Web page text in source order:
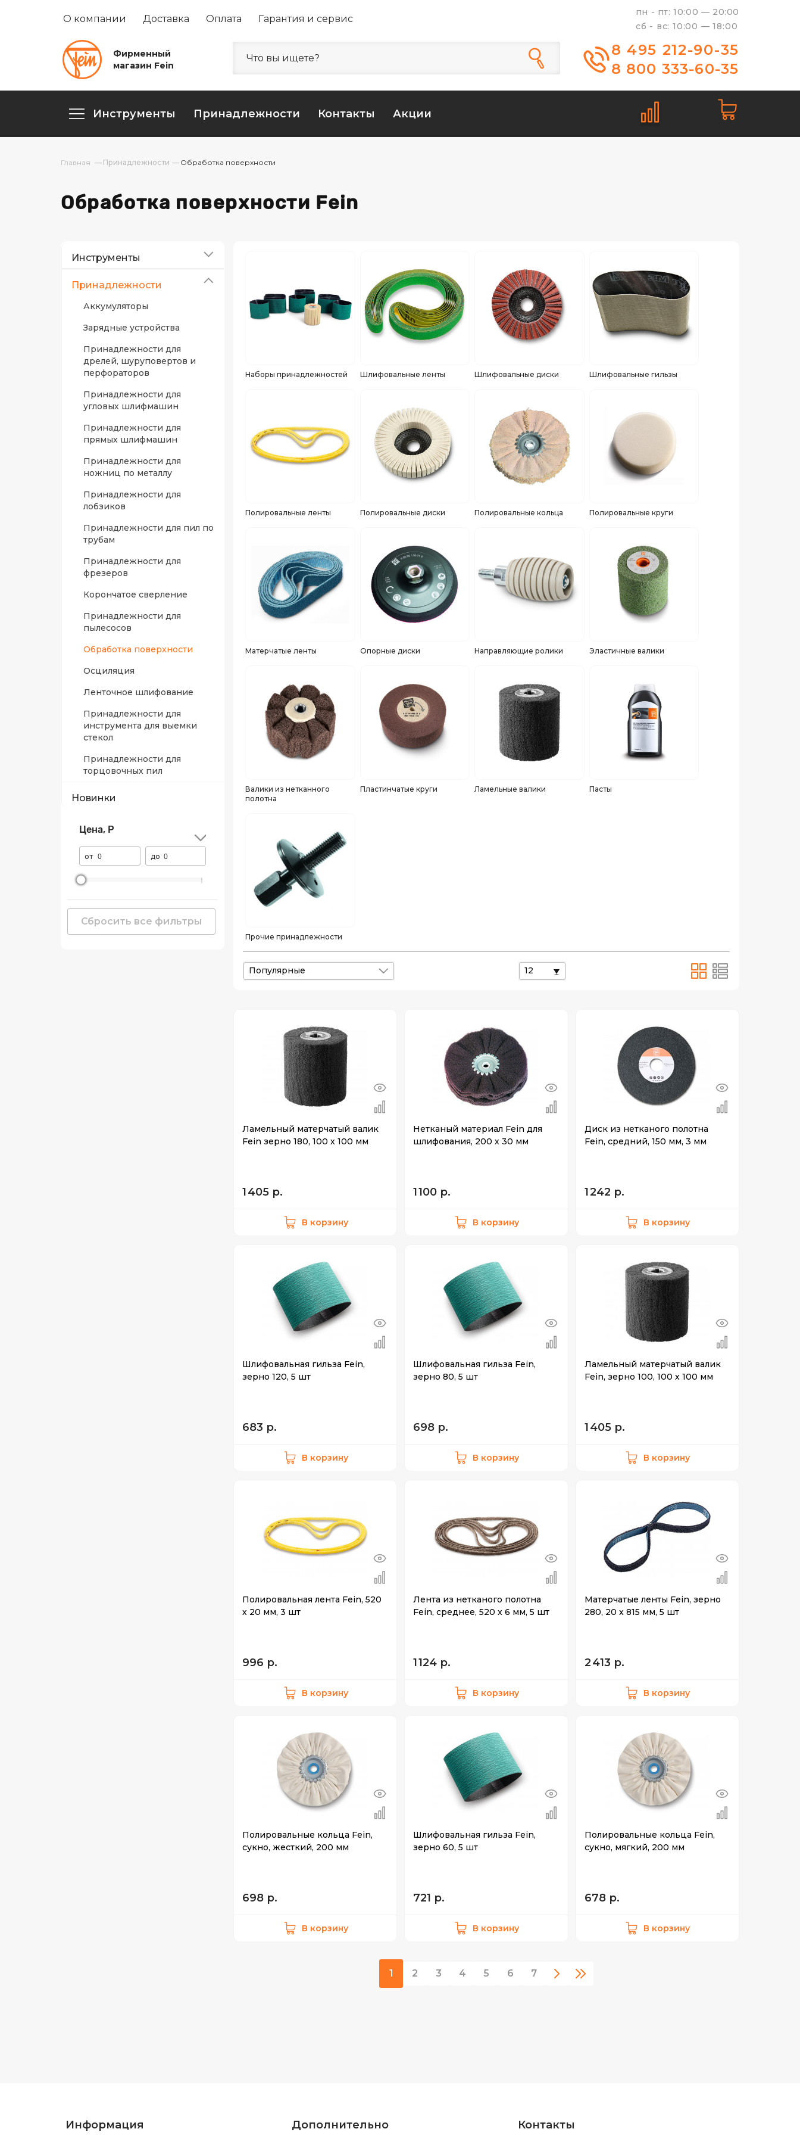
О компании Доставка Оплата Гарантия и сервис
пн - пт: 10:00 — 20:00
сб - вс: 10:00 — 18:00
Фирменный
магазин Fein
8 495 212-90-35
8 800 333-60-35
Инструменты Принадлежности Контакты Акции
Принадлежности Обработка поверхности
Обработка поверхности Fein
Инструменты
Принадлежности
Аккумуляторы
Зарядные устройства
Принадлежности для
дрелей, шуруповертов и
перфораторов
Принадлежности для
угловых шлифмашин
Принадлежности для
прямых шлифмашин
Принадлежности для
ножниц по металлу
Принадлежности для
лобзиков
Принадлежности для пил по
трубам
Принадлежности для
фрезеров
Корончатое сверление
Принадлежности для
пылесосов
Обработка поверхности
Осциляция
Ленточное шлифование
Принадлежности для
инструмента для выемки
стекол
Принадлежности для
торцовочных пил
Новинки
Цена, Р
от до
Сбросить все фильтры
Наборы принадлежностей Шлифовальные ленты Шлифовальные диски Шлифовальные гильзы
Полировальные ленты Полировальные диски Полировальные кольца Полировальные круги
Матерчатые ленты Опорные диски Направляющие ролики Эластичные валики
Валики из нетканного
полотна
Пластинчатые круги Ламельные валики Пасты
Прочие принадлежности
Популярные 12
Ламельный матерчатый валик
Fein зерно 180, 100 х 100 мм
1 405 р.
В корзину
Нетканый материал Fein для
шлифования, 200 х 30 мм
1 100 р.
В корзину
Диск из нетканого полотна
Fein, средний, 150 мм, 3 мм
1 242 р.
В корзину
Шлифовальная гильза Fein,
зерно 120, 5 шт
683 р.
В корзину
Шлифовальная гильза Fein,
зерно 80, 5 шт
698 р.
В корзину
Ламельный матерчатый валик
Fein, зерно 100, 100 х 100 мм
1 405 р.
В корзину
Полировальная лента Fein, 520
х 20 мм, 3 шт
996 р.
В корзину
Лента из нетканого полотна
Fein, среднее, 520 х 6 мм, 5 шт
1 124 р.
В корзину
Матерчатые ленты Fein, зерно
280, 20 x 815 мм, 5 шт
2 413 р.
В корзину
Полировальные кольца Fein,
сукно, жесткий, 200 мм
698 р.
В корзину
Шлифовальная гильза Fein,
зерно 60, 5 шт
721 р.
В корзину
Полировальные кольца Fein,
сукно, мягкий, 200 мм
678 р.
В корзину
1 2 3 4 5 6 7
Информация Дополнительно Контакты